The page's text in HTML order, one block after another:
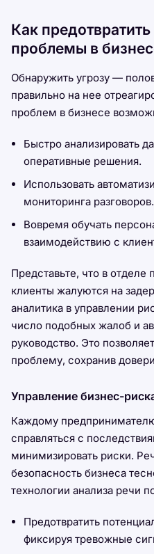
Как
проблемы в
Обнаружить угрозу —
правильно на нее
проблем в бизнесе
Быстро анализировать
оперативные решения.
Использовать
мониторинга разговоров.
Вовремя обучать
взаимодействию с
Представьте, что в
клиенты жалуются на
аналитика в управлении
число подобных жалоб и
руководство. Это
проблему, сохранив
Управление бизнес-
Каждому
справляться с
минимизировать риски.
безопасность бизнеса
технологии анализа речи
Предотвратить
фиксируя тревожные